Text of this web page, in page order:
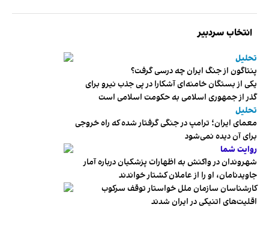
انتخاب سردبیر
تحلیل
پنتاگون از جنگ ایران چه درسی گرفت؟
یکی از بستگان خامنه‌ای آشکارا در پی جذب نیرو برای
گذر از جمهوری اسلامی به حکومت اسلامی است
تحلیل
معمای ایران؛ ترامپ در جنگی گرفتار شده که راه خروجی
برای آن دیده نمی‌شود
روایت شما
شهروندان در واکنش به اظهارات پزشکیان درباره آمار
جاویدنامان، او را از عاملان کشتار خواندند
کارشناسان سازمان ملل خواستار توقف سرکوب
اقلیت‌های اتنیکی در ایران شدند